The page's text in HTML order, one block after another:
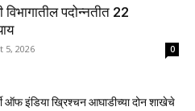
पदोन्नतीत 22
5, 2026 0
ऑफ इंडिया ख्रिश्चन आघाडीच्या दोन शाखेचे